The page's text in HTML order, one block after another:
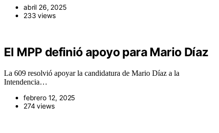
abril 26, 2025
233 views
El MPP definió apoyo para Mario Díaz
La 609 resolvió apoyar la candidatura de Mario Díaz a la
Intendencia…
febrero 12, 2025
274 views